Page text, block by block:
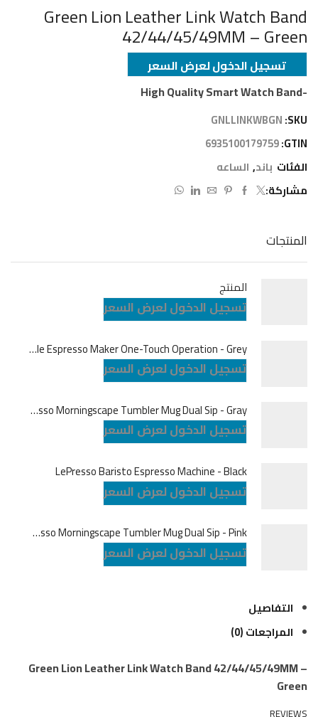
Green Lion Leather Link Watch Band
42/44/45/49MM – Green
تسجيل الدخول لعرض السعر
-High Quality Smart Watch Band
SKU:
GNLLINKWBGN
GTIN:
6935100179759
الفئات باند, الساعه
مشاركة:
المنتجات
المنتج
تسجيل الدخول لعرض السعر
LePresso Brewjet Portable Espresso Maker One-Touch Operation - Grey
تسجيل الدخول لعرض السعر
LePresso Morningscape Tumbler Mug Dual Sip - Gray
تسجيل الدخول لعرض السعر
LePresso Baristo Espresso Machine - Black
تسجيل الدخول لعرض السعر
LePresso Morningscape Tumbler Mug Dual Sip - Pink
تسجيل الدخول لعرض السعر
التفاصيل
المراجعات (0)
Green Lion Leather Link Watch Band 42/44/45/49MM –
Green
REVIEWS